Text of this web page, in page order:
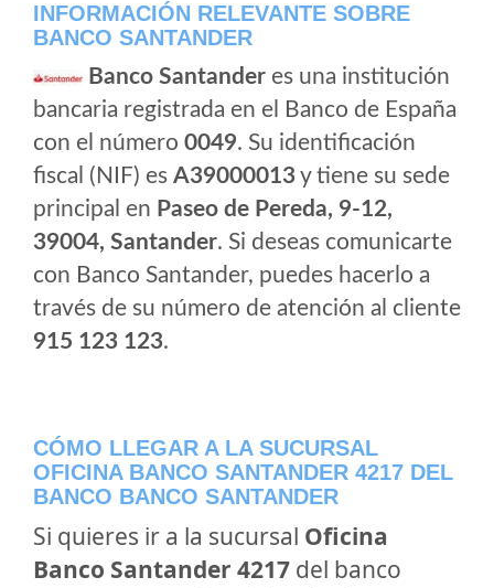
INFORMACIÓN RELEVANTE SOBRE
BANCO SANTANDER
Banco Santander es una institución
bancaria registrada en el Banco de España
con el número 0049. Su identificación
fiscal (NIF) es A39000013y tiene su sede
principal en Paseo de Pereda, 9-12,
39004, Santander. Si deseas comunicarte
con Banco Santander, puedes hacerlo a
través de su número de atención al cliente
915 123 123.
CÓMO LLEGAR A LA SUCURSAL
OFICINA BANCO SANTANDER 4217 DEL
BANCO BANCO SANTANDER
Si quieres ir a la sucursal Oficina
Banco Santander 4217 del banco